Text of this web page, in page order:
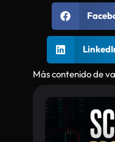
Más contenido de